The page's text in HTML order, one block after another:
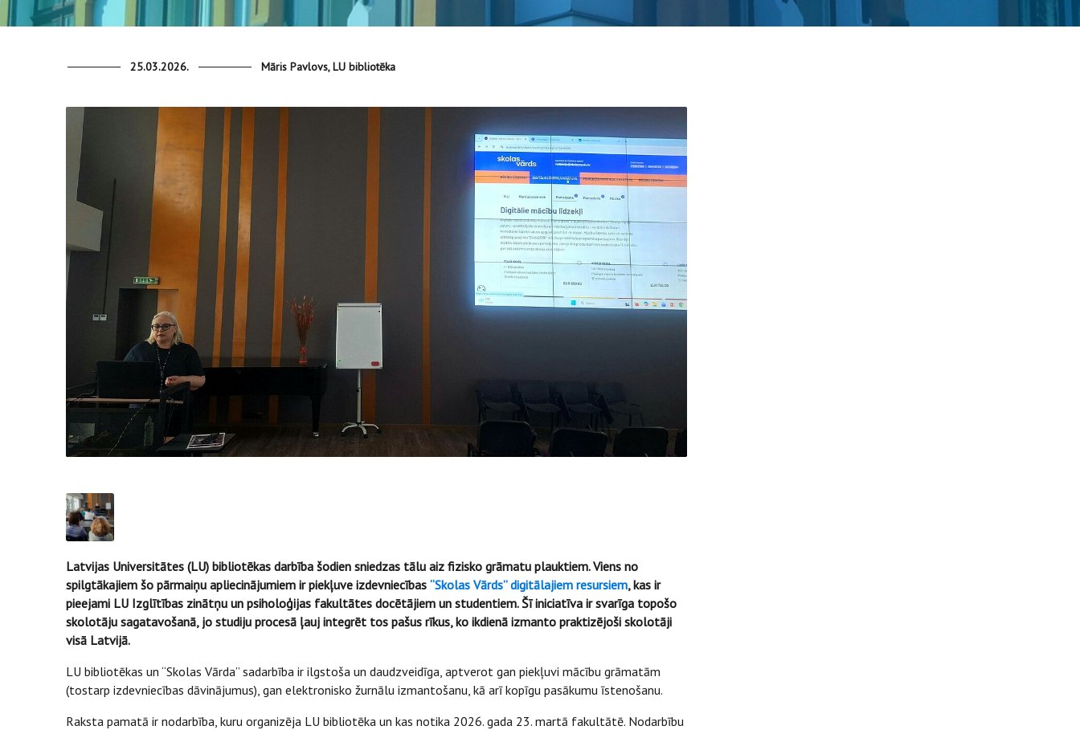
25.03.2026. Māris Pavlovs, LU bibliotēka
Latvijas Universitātes (LU) bibliotēkas darbība šodien sniedzas tālu aiz fizisko grāmatu plauktiem. Viens no
spilgtākajiem šo pārmaiņu apliecinājumiem ir piekļuve izdevniecības “Skolas Vārds” digitālajiem resursiem, kas ir
pieejami LU Izglītības zinātņu un psiholoģijas fakultātes docētājiem un studentiem. Šī iniciatīva ir svarīga topošo
skolotāju sagatavošanā, jo studiju procesā ļauj integrēt tos pašus rīkus, ko ikdienā izmanto praktizējoši skolotāji
visā Latvijā.
LU bibliotēkas un “Skolas Vārda” sadarbība ir ilgstoša un daudzveidīga, aptverot gan piekļuvi mācību grāmatām
(tostarp izdevniecības dāvinājumus), gan elektronisko žurnālu izmantošanu, kā arī kopīgu pasākumu īstenošanu.
Raksta pamatā ir nodarbība, kuru organizēja LU bibliotēka un kas notika 2026. gada 23. martā fakultātē. Nodarbību